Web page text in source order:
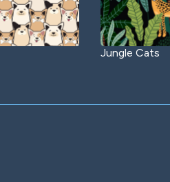
Jungle Cats